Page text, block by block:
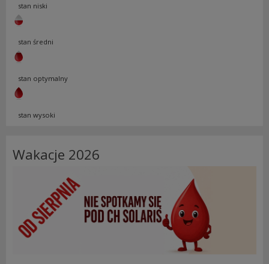
stan niski
stan średni
stan optymalny
stan wysoki
Wakacje 2026